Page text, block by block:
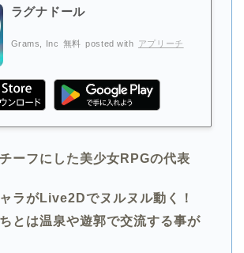
ラグナドール
Grams, Inc 無料 posted with アプリーチ
ーフにした美少女RPGの代表
ラがLive2Dでヌルヌル動く！
とは温泉や遊郭で交流する事が